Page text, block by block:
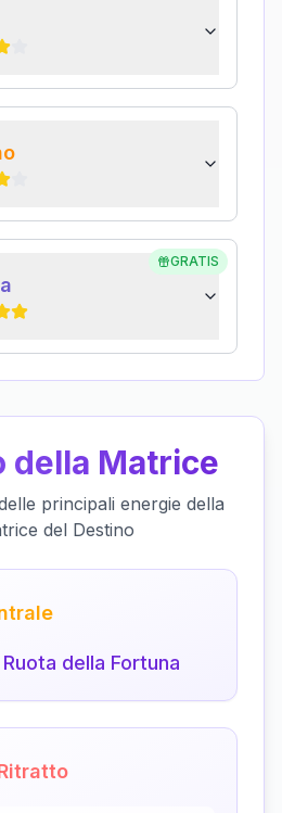
GRATIS
della Matrice
principali energie della
del Destino
Ruota della Fortuna